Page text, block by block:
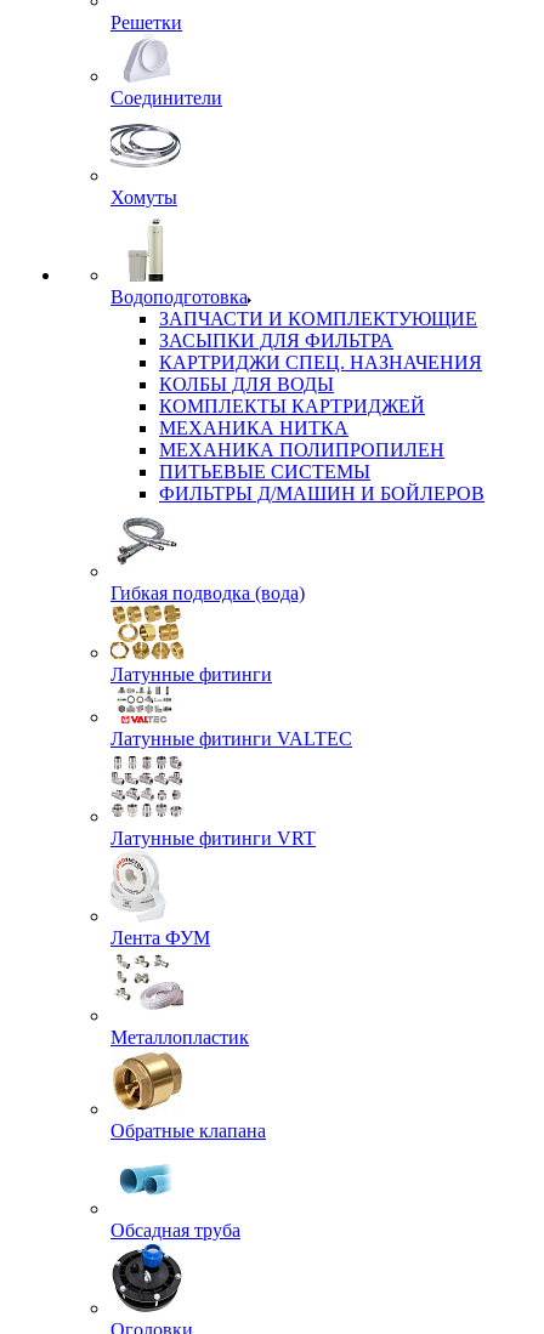
Решетки
Соединители
Хомуты
Водоподготовка
ЗАПЧАСТИ И КОМПЛЕКТУЮЩИЕ
ЗАСЫПКИ ДЛЯ ФИЛЬТРА
КАРТРИДЖИ СПЕЦ. НАЗНАЧЕНИЯ
КОЛБЫ ДЛЯ ВОДЫ
КОМПЛЕКТЫ КАРТРИДЖЕЙ
МЕХАНИКА НИТКА
МЕХАНИКА ПОЛИПРОПИЛЕН
ПИТЬЕВЫЕ СИСТЕМЫ
ФИЛЬТРЫ Д/МАШИН И БОЙЛЕРОВ
Гибкая подводка (вода)
Латунные фитинги
Латунные фитинги VALTEC
Латунные фитинги VRT
Лента ФУМ
Металлопластик
Обратные клапана
Обсадная труба
Оголовки